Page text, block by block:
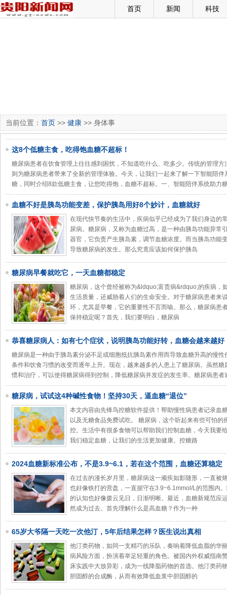
首页 新闻 科技
当前位置： 首页 >> 健康 >> 身体事
这8个低糖主食，吃得饱血糖不超标！
糖尿病患者在饮食管理上往往感到困扰，不知道吃什么、吃多少。传统的管理
则为糖尿病患者带来了全新的管理体验。今天，让我们一起来了解一下智能陪
糖，同时介绍8款低糖主食，让您吃得饱，血糖不超标。一、智能陪伴系统助力
血糖不好是胰岛功能变差，保护胰岛用好8个妙计，血糖就好
在现代快节奏的生活中，疾病似乎已经成为了我们身边的
尿病。糖尿病，又称为血糖过高，是一种由胰岛功能异常
器官，它负责产生胰岛素，调节血糖浓度。而当胰岛功能
导致糖尿病的发生。那么究竟应该如何保护胰岛
糖尿病早餐就吃它，一天血糖都稳定
糖尿病，这个曾经被称为&ldquo;富贵病&rdquo;的疾病，
生活质量，还威胁着人们的生命安全。对于糖尿病患者来
环，尤其是早餐，它的重要性不言而喻。那么，糖尿病患
保持稳定呢？首先，我们要明白，糖尿病
恭喜糖尿病人：如有七个症状，说明胰岛功能好转，血糖会越来越好
糖尿病是一种由于胰岛素分泌不足或细胞抵抗胰岛素作用而导致血糖升高的慢
条件和饮食习惯的改变而逐年上升。现在，越来越多的人患上了糖尿病。虽然
惯和治疗，可以使得糖尿病得到控制，降低糖尿病并发症的发生率。糖尿病患者
糖尿病，试试这4种碱性食物！坚持30天，逼血糖“退位”
本文内容由先锋鸟控糖软件提供！帮助慢性病患者记录血
以及无糖食品免费试吃。 糖尿病，这个听起来有些可怕
控。生活中有很多食物可以帮助我们控制血糖，今天我要
我们稳定血糖，让我们的生活更加健康。控糖路
2024血糖新标准公布，不是3.9~6.1，若在这个范围，血糖还算稳定
在过去的漫长岁月里，糖尿病这一顽疾如影随形，一直被
也好像铁打的营盘，一直据守在3.9~6.1mmol/L的范围内
的认知也好像拨云见日，日渐明晰。最近，血糖新规范应
然成为过去。首先理解什么是高血糖？作为一种
65岁大爷隔一天吃一次他汀，5年后结果怎样？医生说出真相
他汀类药物，如同一支精巧的乐队，奏响着降低血脂的华
病风险方面，扮演着举足轻重的角色。被国内外权威指南
床实践中大放异彩，成为一线降脂药物的首选。他汀类药
胆固醇的合成酶，从而有效降低血浆中胆固醇的